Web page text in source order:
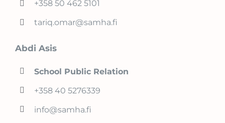
+358 50 462 5101
tariq.omar@samha.fi
Abdi Asis
School Public Relation
+358 40 5276339
info@samha.fi